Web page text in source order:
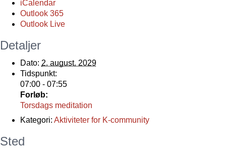
iCalendar
Outlook 365
Outlook Live
Detaljer
Dato: 2. august, 2029
Tidspunkt:
07:00 - 07:55
Forløb:
Torsdags meditation
Kategori: Aktiviteter for K-community
Sted